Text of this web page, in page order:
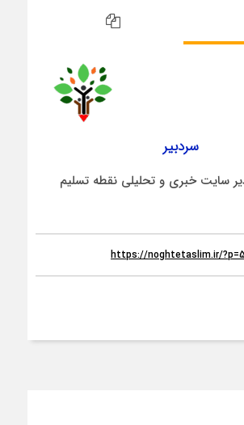
سردبیر
سایت خبری و تحلیلی نقطه تسلیم
https://noghtetaslim.ir/